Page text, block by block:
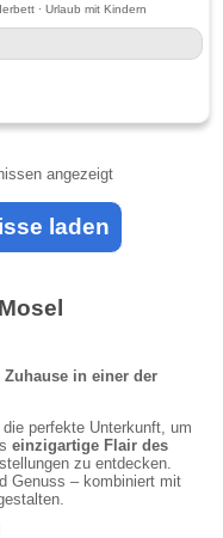
· Urlaub mit Kindern
angezeigt
laden
Zuhause in einer der
perfekte Unterkunft, um
einzigartige Flair des
zu entdecken.
Genuss – kombiniert mit